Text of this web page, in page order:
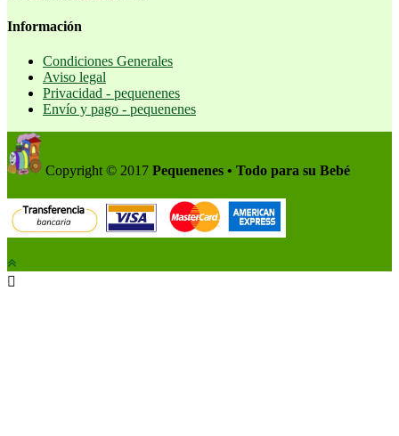
Información
Condiciones Generales
Aviso legal
Privacidad - pequenenes
Envío y pago - pequenenes
Copyright © 2017 Pequenenes • Todo para su Bebé
